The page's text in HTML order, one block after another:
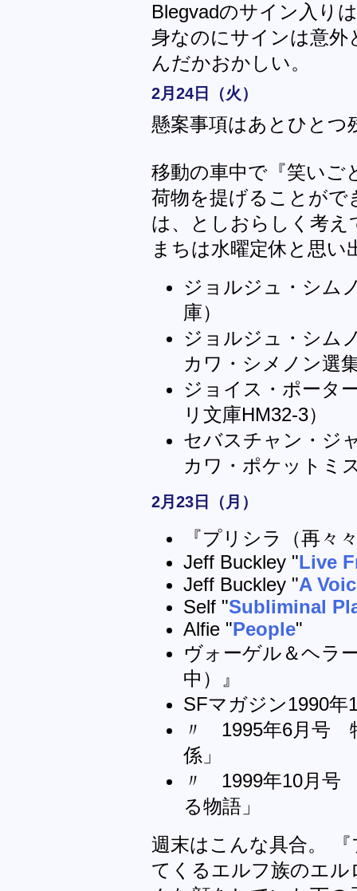
Blegvadのサイン入り
身なのにサインは意
んだかおかしい。
2月24日（火）
懸案事項はあとひとつ
移動の車中で『笑いご
荷物を提げることがで
は、としおらしく考
まちは水曜定休と思
ジョルジュ・シム
庫）
ジョルジュ・シム
カワ・シメノン選
ジョイス・ポータ
リ文庫HM32-3）
セバスチャン・ジ
カワ・ポケットミ
2月23日（月）
『プリシラ（再々
Jeff Buckley "Live
Jeff Buckley "A
Self "Subliminal
Alfie "People"
ヴォーゲル＆ヘラ
中）』
SFマガジン1990年
〃 1995年6月号
係」
〃 1999年10月号
る物語」
週末はこんな具合。
てくるエルフ族のエ